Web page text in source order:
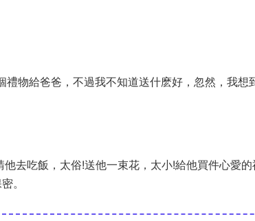
物給爸爸，不過我不知道送什麽好，忽然，我想
去吃飯，太俗!送他一束花，太小!給他買件心愛的
。